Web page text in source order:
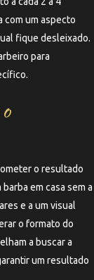
com um aspecto
fique desleixado.
para
o resultado
em casa sem a
e a um visual
o formato do
a buscar a
um resultado